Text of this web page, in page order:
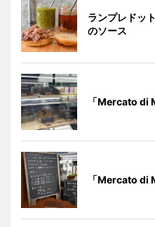
ランプレドッ
のソース
「Mercato di
「Mercato di